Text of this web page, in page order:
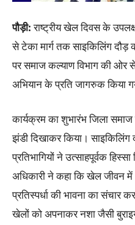
पौड़ी:राष्ट्रीय खेल दिवस के
से टेका मार्ग तक साइकिलिंग
पर समाज कल्याण विभाग की ओर
अभियान के प्रति जागरुक किया
कार्यक्रम का शुभारंभ जिला समाज
झंडी दिखाकर किया।
प्रतिभागियों ने उत्साहपूर्वक
अधिकारी ने कहा कि खेल जीवन
प्रतिस्पर्धा की भावना का संचार
खेलों को अपनाकर नशा जैसी